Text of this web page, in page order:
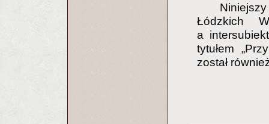
Łódzkich
a
tytułem
został